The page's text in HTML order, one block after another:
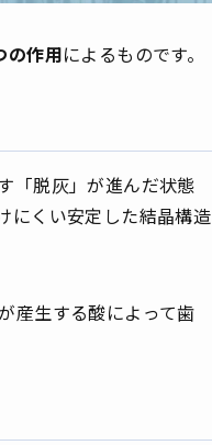
の作用によるものです。
「脱灰」が進んだ状態
にくい安定した結晶構造
産生する酸によって歯